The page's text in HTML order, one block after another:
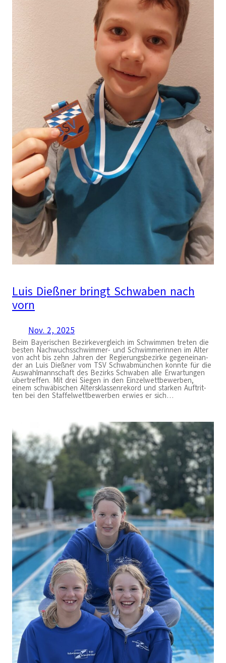
Luis Dießner bringt Schwaben nach
vorn
Nov. 2, 2025
Beim Baye­ri­schen Bezir­ke­ver­gleich im Schwim­men tre­ten die
bes­ten Nach­wuchs­schwim­mer- und Schwim­me­rin­nen im Alter
von acht bis zehn Jah­ren der Regie­rungs­be­zir­ke gegen­ein­an­
der an Luis Dieß­ner vom TSV Schwab­mün­chen konn­te für die
Aus­wahl­mann­schaft des Bezirks Schwa­ben alle Erwar­tun­gen
über­tref­fen. Mit drei Sie­gen in den Ein­zel­wett­be­wer­ben,
einem schwä­bi­schen Alters­klas­sen­re­kord und star­ken Auf­trit­
ten bei den Staf­fel­wett­be­wer­ben erwies er sich…